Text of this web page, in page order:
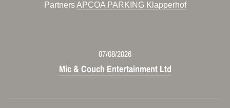
PartnersAPCOA PARKING Klapperhof
07/08/2026
Mic & Couch Entertainment Ltd